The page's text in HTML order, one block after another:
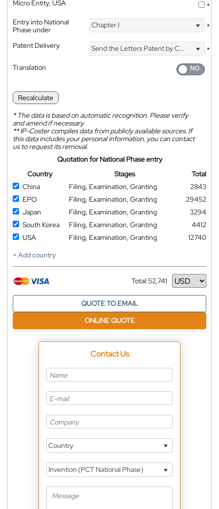
Micro Entity, USA
*
Entry into National
Phase under
Chapter I *
Patent Delivery Send the Letters Patent by Courier
*
Translation
Recalculate
*The data is based on automatic recognition. Please verify
and amend if necessary.
**IP-Coster compiles data from publicly available sources. If
this data includes your personal information, you can contact
us to request its removal.
Quotation for National Phase entry
Country
Stages
Total
China
Filing, Examination, Granting
2843
EPO
Filing, Examination, Granting
29452
Japan
Filing, Examination, Granting
3294
South Korea
Filing, Examination, Granting
4412
USA
Filing, Examination, Granting
12740
+ Add country
Total:52,741
Currency
QUOTE TO EMAIL
ONLINE QUOTE
Contact Us
Country
Invention (PCT National Phase)